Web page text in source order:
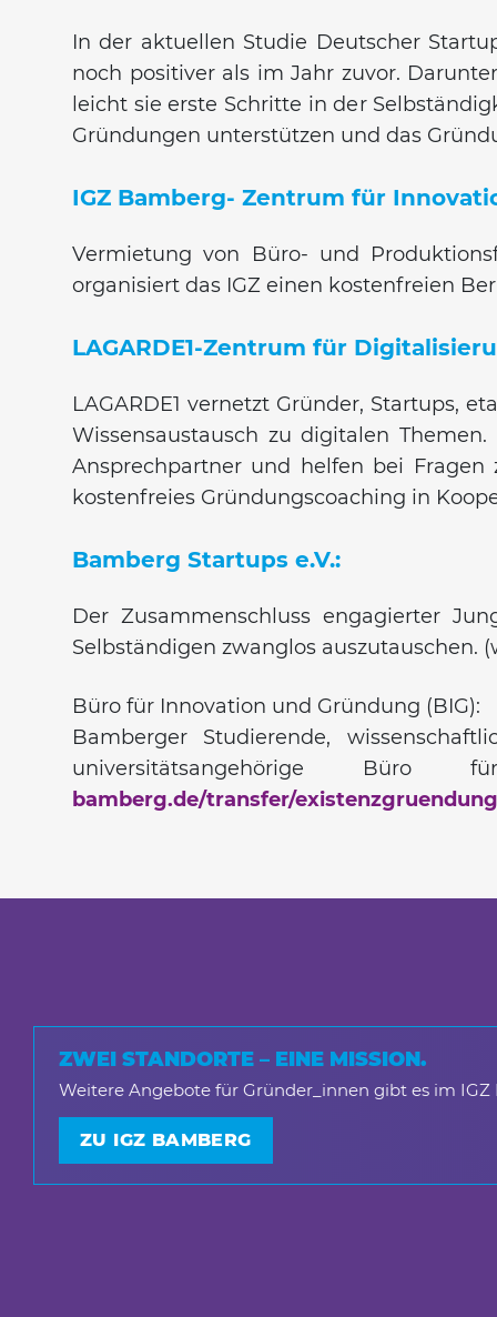
In der aktuellen Studie Deutscher
noch positiver als im Jahr zuvor.
leicht sie erste Schritte in der
Gründungen unterstützen und das
IGZ Bamberg- Zentrum für
Vermietung von Büro- und
organisiert das IGZ einen kostenfreien
LAGARDE1-Zentrum für
LAGARDE1 vernetzt Gründer, Startups,
Wissensaustausch zu digitalen
Ansprechpartner und helfen bei Fragen
kostenfreies Gründungscoaching in
Bamberg Startups e.V.:
Der Zusammenschluss engagierter
Selbständigen zwanglos auszutauschen.
Büro für Innovation und Gründung (BIG):
Bamberger Studierende,
universitätsangehörige
bamberg.de/transfer/
ZWEI STANDORTE – EINE MISSION.
Weitere Angebote für Gründer_innen gibt es im IGZ
ZU IGZ BAMBERG